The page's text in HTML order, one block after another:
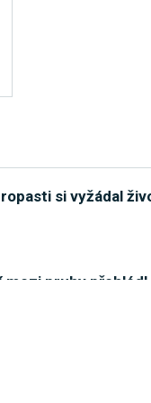
si vyžádal
mezi pruhy